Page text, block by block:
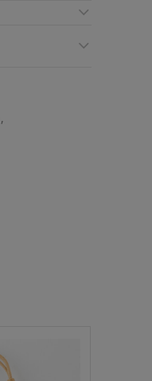
,